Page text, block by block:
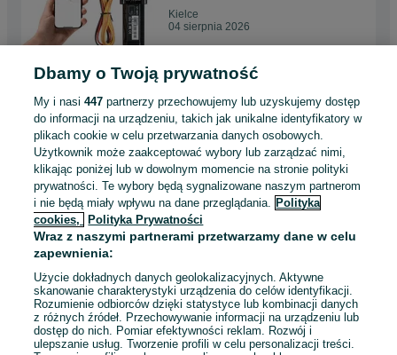
Kielce
04 sierpnia 2026
Lokalizator GPS 4G
przekaźnik sim M2M odcięcie
159 zł
Gorzów Wielkopolski
04 sierpnia 2026
Lokalizator GPS 4G do auta
karta sim M2M Polska + EU +
Olsztyn
04 sierpnia 2026
Dbamy o Twoją prywatność
My i nasi447 partnerzy przechowujemy lub uzyskujemy dostęp
do informacji na urządzeniu, takich jak unikalne identyfikatory w
plikach cookie w celu przetwarzania danych osobowych.
Użytkownik może zaakceptować wybory lub zarządzać nimi,
klikając poniżej lub w dowolnym momencie na stronie polityki
prywatności. Te wybory będą sygnalizowane naszym partnerom
i nie będą miały wpływu na dane przeglądania. Polityka
cookies,
Polityka Prywatności
Wraz z naszymi partnerami przetwarzamy dane w celu
zapewnienia:
Użycie dokładnych danych geolokalizacyjnych. Aktywne
skanowanie charakterystyki urządzenia do celów identyfikacji.
Rozumienie odbiorców dzięki statystyce lub kombinacji danych
z różnych źródeł. Przechowywanie informacji na urządzeniu lub
dostęp do nich. Pomiar efektywności reklam. Rozwój i
ulepszanie usług. Tworzenie profili w celu personalizacji treści.